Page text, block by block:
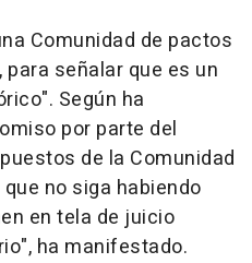
Comunidad de pactos
señalar que es un
Según ha
por parte del
de la Comunidad
no siga habiendo
en tela de juicio
ha manifestado.